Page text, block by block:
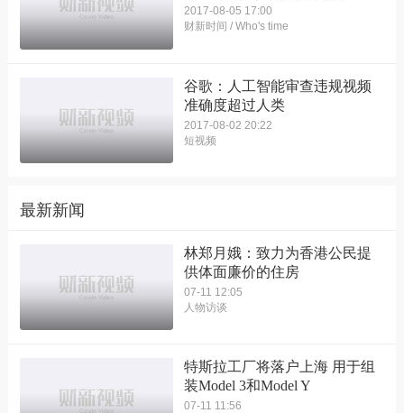
2017-08-05 17:00
财新时间 / Who's time
谷歌：人工智能审查违规视频
准确度超过人类
2017-08-02 20:22
短视频
最新新闻
林郑月娥：致力为香港公民提
供体面廉价的住房
07-11 12:05
人物访谈
特斯拉工厂将落户上海 用于组
装Model 3和Model Y
07-11 11:56